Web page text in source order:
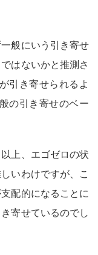
般にいう引き寄せ
はないかと推測さ
引き寄せられるよ
の引き寄せのベー
上、エゴゼロの状
いわけですが、こ
配的になることに
寄せているのでし